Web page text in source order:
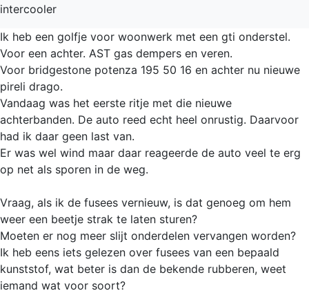
intercooler
Ik heb een golfje voor woonwerk met een gti onderstel.
Voor een achter. AST gas dempers en veren.
Voor bridgestone potenza 195 50 16 en achter nu nieuwe
pireli drago.
Vandaag was het eerste ritje met die nieuwe
achterbanden. De auto reed echt heel onrustig. Daarvoor
had ik daar geen last van.
Er was wel wind maar daar reageerde de auto veel te erg
op net als sporen in de weg.
Vraag, als ik de fusees vernieuw, is dat genoeg om hem
weer een beetje strak te laten sturen?
Moeten er nog meer slijt onderdelen vervangen worden?
Ik heb eens iets gelezen over fusees van een bepaald
kunststof, wat beter is dan de bekende rubberen, weet
iemand wat voor soort?